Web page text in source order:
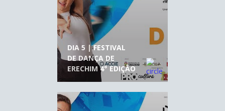
DIA 5 | FESTIVAL
DE DANÇA DE
ERECHIM 4° EDIÇÃO